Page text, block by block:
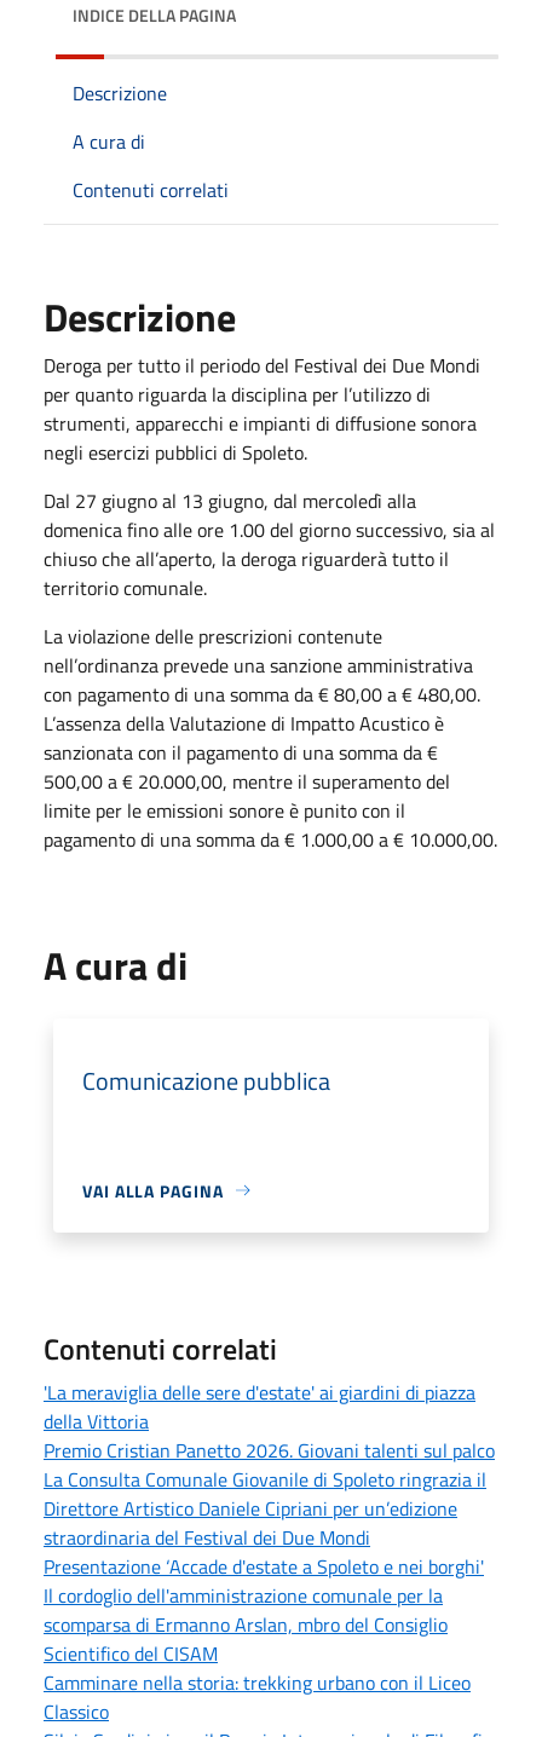
INDICE DELLA PAGINA
Descrizione
A cura di
Contenuti correlati
Descrizione
Deroga per tutto il periodo del Festival dei Due Mondi
per quanto riguarda la disciplina per l’utilizzo di
strumenti, apparecchi e impianti di diffusione sonora
negli esercizi pubblici di Spoleto.
Dal 27 giugno al 13 giugno, dal mercoledì alla
domenica fino alle ore 1.00 del giorno successivo, sia al
chiuso che all’aperto, la deroga riguarderà tutto il
territorio comunale.
La violazione delle prescrizioni contenute
nell’ordinanza prevede una sanzione amministrativa
con pagamento di una somma da € 80,00 a € 480,00.
L’assenza della Valutazione di Impatto Acustico è
sanzionata con il pagamento di una somma da €
500,00 a € 20.000,00, mentre il superamento del
limite per le emissioni sonore è punito con il
pagamento di una somma da € 1.000,00 a € 10.000,00.
A cura di
Comunicazione pubblica
VAI ALLA PAGINA
Contenuti correlati
'La meraviglia delle sere d'estate' ai giardini di piazza
della Vittoria
Premio Cristian Panetto 2026. Giovani talenti sul palco
La Consulta Comunale Giovanile di Spoleto ringrazia il
Direttore Artistico Daniele Cipriani per un’edizione
straordinaria del Festival dei Due Mondi
Presentazione ‘Accade d'estate a Spoleto e nei borghi'
Il cordoglio dell'amministrazione comunale per la
scomparsa di Ermanno Arslan, mbro del Consiglio
Scientifico del CISAM
Camminare nella storia: trekking urbano con il Liceo
Classico